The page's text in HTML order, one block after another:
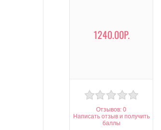
1240.00Р.
Отзывов: 0
Написать отзыв и получить
баллы